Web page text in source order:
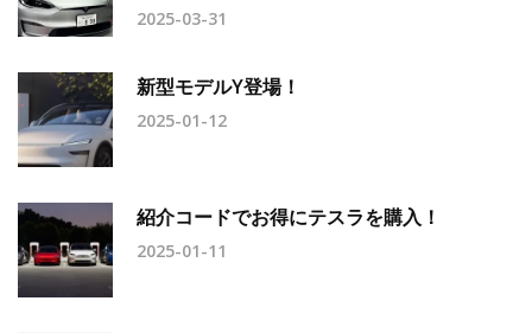
2025-03-31
新型モデルY登場！
2025-01-12
紹介コードでお得にテスラを購入！
2025-01-11